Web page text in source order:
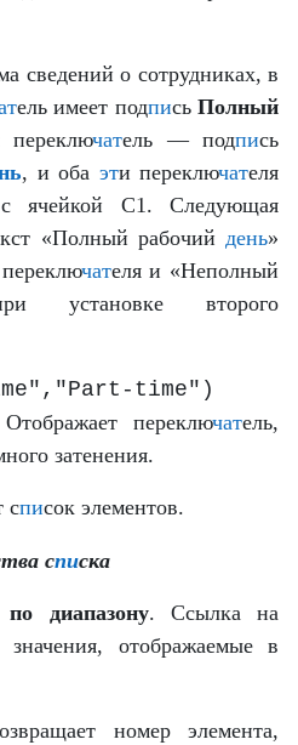
сведений о сотрудниках, в
ель имеет подписьПолный
переключатель — подпись
, и оба эти переключателя
ячейкой C1. Следующая
«Полный рабочий день»
чателя и «Неполный
установке второго
time")
переключатель,
затенения.
список элементов.
списка
по диапазону. Ссылка на
отображаемые в
номер элемента,